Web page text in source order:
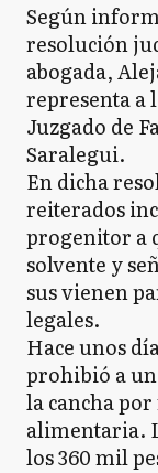
Según
resolución
abogada,
representa a
Juzgado de
Saralegui.
En dicha
reiterados
progenitor a
solvente y
sus vienen
legales.
Hace unos
prohibió a
la cancha
alimentaria.
los 360 mil